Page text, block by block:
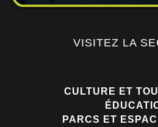
VISITEZ LA
CULTURE ET
PARCS ET